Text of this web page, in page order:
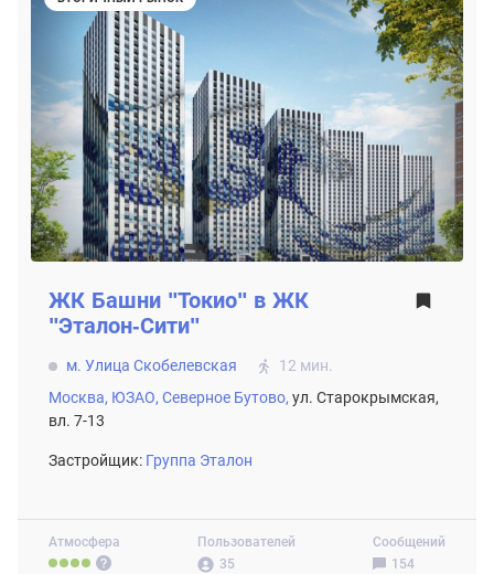
Атмосфера
Пользователей
35
Сообщений
154
ЖК Башни "Токио" в ЖК
"Эталон-Сити"
м. Улица Скобелевская
12 мин.
Москва, ЮЗАО, Северное Бутово, ул. Старокрымская,
вл. 7-13
Застройщик: Группа Эталон